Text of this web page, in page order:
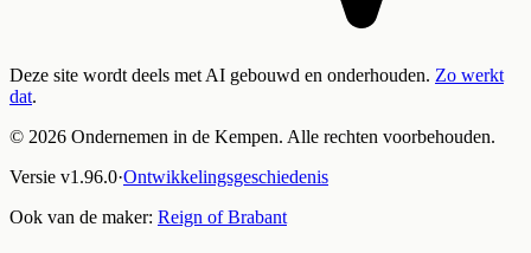
Deze site wordt deels met AI gebouwd en onderhouden. Zo werkt
dat.
© 2026 Ondernemen in de Kempen. Alle rechten voorbehouden.
Versie v1.96.0·Ontwikkelingsgeschiedenis
Ook van de maker: Reign of Brabant